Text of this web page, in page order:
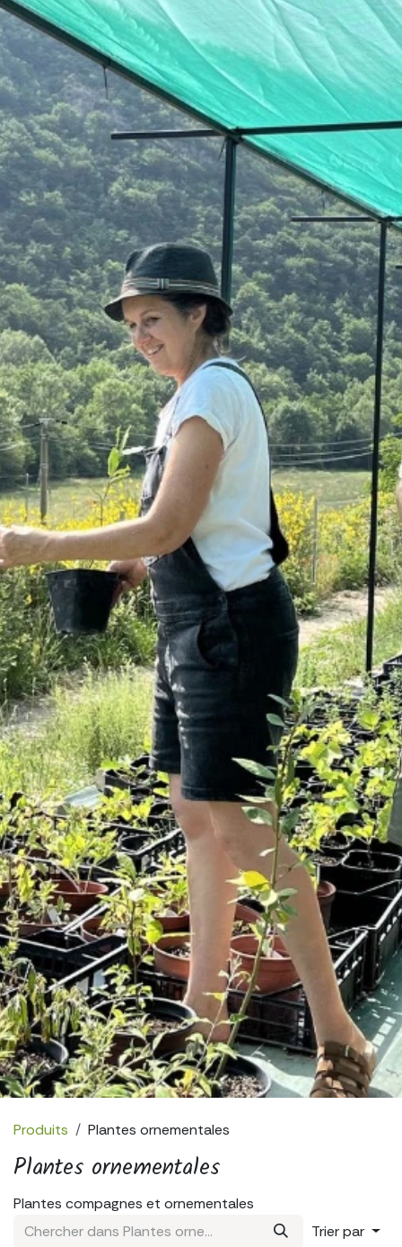
Produits Plantes ornementales
Plantes ornementales
Plantes compagnes et ornementales
Trier par